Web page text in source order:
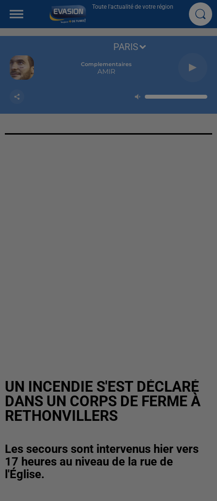
Toute l'actualité de votre région
Complementaires
AMIR
PARIS
UN INCENDIE S'EST DÉCLARÉ
DANS UN CORPS DE FERME À
RETHONVILLERS
Les secours sont intervenus hier vers
17 heures au niveau de la rue de
l'Église.